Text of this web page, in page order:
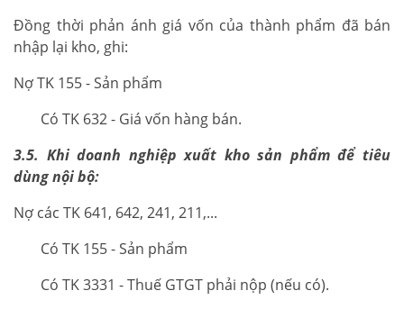
Đồng thời phản ánh giá vốn của thành phẩm đã bán
nhập lại kho, ghi:
Nợ TK 155 - Sản phẩm
Có TK 632 - Giá vốn hàng bán.
3.5. Khi doanh nghiệp xuất kho sản phẩm để tiêu
dùng nội bộ:
Nợ các TK 641, 642, 241, 211,...
Có TK 155 - Sản phẩm
Có TK 3331 - Thuế GTGT phải nộp (nếu có).